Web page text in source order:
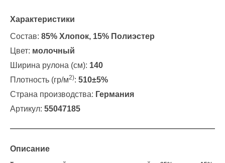
Характеристики
Состав: 85% Хлопок, 15% Полиэстер
Цвет: молочный
Ширина рулона (см): 140
Плотность (гр/м2): 510±5%
Страна производства: Германия
Артикул: 55047185
Описание